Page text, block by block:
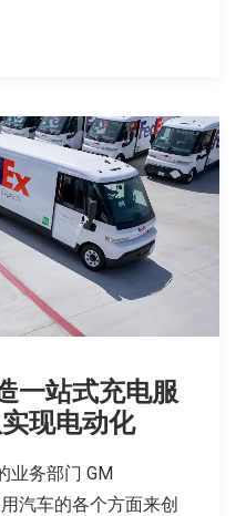
一站式充电服
现电动化
业务部门 GM
汽车的各个方面来创